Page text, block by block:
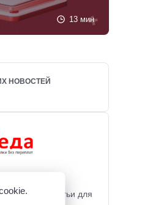
13 мин
полезные статьи для
НОВОСТЕЙ